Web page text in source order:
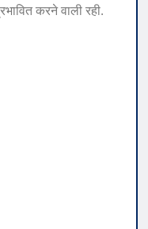
करने वाली रही.